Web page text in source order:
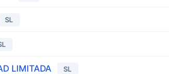
SL
LIMITADA SL